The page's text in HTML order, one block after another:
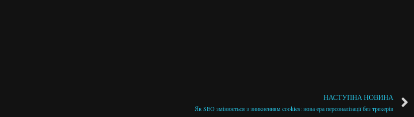
НАСТУПНА НОВИНА
Як SEO змінюється з зникненням cookies: нова ера персоналізації без трекерів